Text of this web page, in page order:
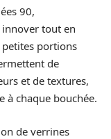
90,
innover tout en
petites portions
de
et de textures,
à chaque bouchée.
de verrines